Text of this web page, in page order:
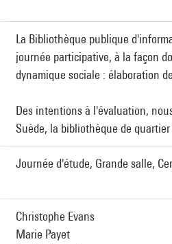
La Bibliothèque publique
journée participative, à la façon
dynamique sociale : élaboration
Des intentions à l'évaluation,
Suède, la bibliothèque de quartier
Journée d'étude, Grande salle,
Christophe Evans
Marie Payet